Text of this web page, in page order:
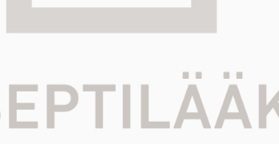
Katso sijainti kartalla
Käyntiosoite:
Prismantie 2